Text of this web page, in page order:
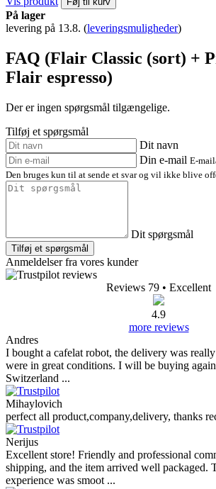
På lager
levering på 13.8. (leveringsmuligheder)
FAQ (Flair Classic (sort) +
Flair espresso)
Der er ingen spørgsmål tilgængelige.
Tilføj et spørgsmål
Dit navn
Din e-mail E-
Den bruges kun til at sende et svar og vil ikke blive
Dit spørgsmål
Tilføj et spørgsmål
Anmeldelser fra vores kunder
Reviews 79 • Excellent
4.9
more reviews
Andres
I bought a cafelat robot, the delivery was
were in great conditions. I will be buying
Switzerland ...
Mihaylovich
perfect all product,company,delivery, thanks
Nerijus
Excellent store! Friendly and professional
shipping, and the item arrived well packaged.
experience was smoot ...